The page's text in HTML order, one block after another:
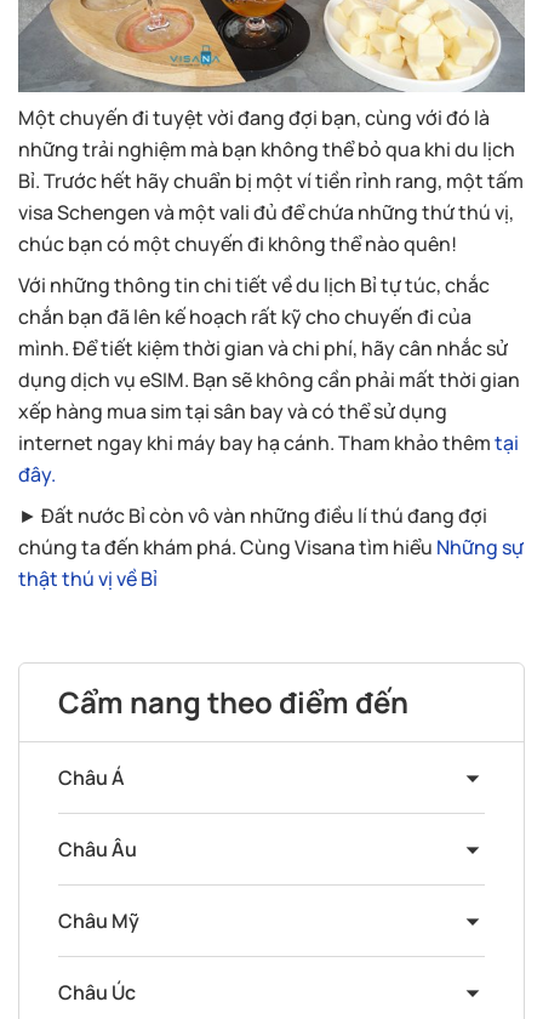
Một chuyến đi tuyệt vời đang đợi bạn, cùng với đó là
những trải nghiệm mà bạn không thể bỏ qua khi du lịch
Bỉ. Trước hết hãy chuẩn bị một ví tiền rỉnh rang, một tấm
visa Schengen và một vali đủ để chứa những thứ thú vị,
chúc bạn có một chuyến đi không thể nào quên!
Với những thông tin chi tiết về du lịch Bỉ tự túc, chắc
chắn bạn đã lên kế hoạch rất kỹ cho chuyến đi của
mình. Để tiết kiệm thời gian và chi phí, hãy cân nhắc sử
dụng dịch vụ eSIM. Bạn sẽ không cần phải mất thời gian
xếp hàng mua sim tại sân bay và có thể sử dụng
internet ngay khi máy bay hạ cánh. Tham khảo thêmtại
đây.
► Đất nước Bỉ còn vô vàn những điều lí thú đang đợi
chúng ta đến khám phá. Cùng Visana tìm hiểu Những sự
thật thú vị về Bỉ
Cẩm nang theo điểm đến
Châu Á
Châu Âu
Châu Mỹ
Châu Úc